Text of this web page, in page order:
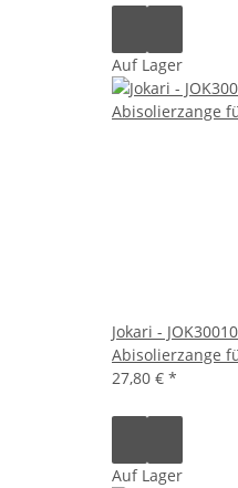
Auf Lager
Jokari -
Abisolierzange
27,80 € *
Auf Lager